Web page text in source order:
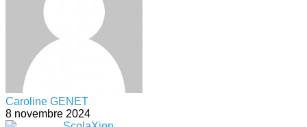
Caroline GENET
8 novembre 2024